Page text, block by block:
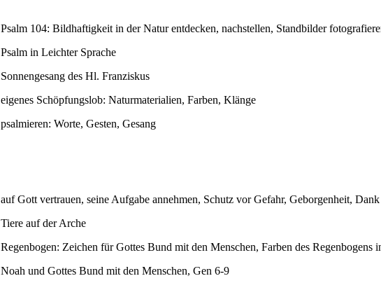
Psalm 104: Bildhaftigkeit in der Natur entdecken, nachstellen, Standbilder
Psalm in Leichter Sprache
Sonnengesang des Hl. Franziskus
eigenes Schöpfungslob: Naturmaterialien, Farben, Klänge
psalmieren: Worte, Gesten, Gesang
auf Gott vertrauen, seine Aufgabe annehmen, Schutz vor Gefahr, Geborgenheit,
Tiere auf der Arche
Regenbogen: Zeichen für Gottes Bund mit den Menschen, Farben des Regenbogens
Noah und Gottes Bund mit den Menschen, Gen 6-9